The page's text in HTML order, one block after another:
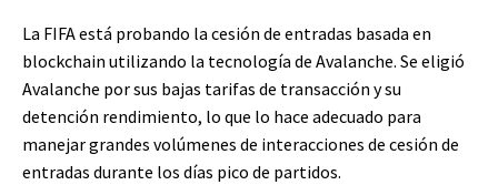
La FIFA está probando la cesión de entradas basada en
blockchain utilizando la tecnología de Avalanche. Se eligió
Avalanche por sus bajas tarifas de transacción y su
detención rendimiento, lo que lo hace adecuado para
manejar grandes volúmenes de interacciones de cesión de
entradas durante los días pico de partidos.